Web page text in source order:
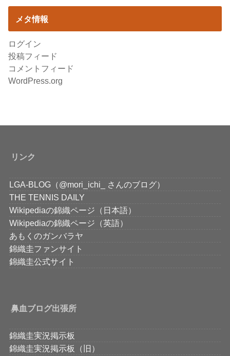
メタ情報
ログイン
投稿フィード
コメントフィード
WordPress.org
リンク
LGA-BLOG（@mori_ichi_ さんのブログ）
THE TENNIS DAILY
Wikipediaの錦織ページ（日本語）
Wikipediaの錦織ページ（英語）
あもくのガンバラヤ
錦織圭ファンサイト
錦織圭公式サイト
鼻血ブログ出張所
錦織圭実況掲示板
錦織圭実況掲示板（旧）